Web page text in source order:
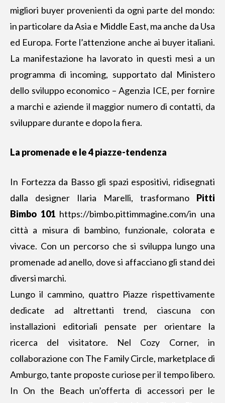
migliori buyer provenienti da ogni parte del mondo:
in particolare da Asia e Middle East, ma anche da Usa
ed Europa. Forte l’attenzione anche ai buyer italiani.
La manifestazione ha lavorato in questi mesi a un
programma di incoming, supportato dal Ministero
dello sviluppo economico – Agenzia ICE, per fornire
a marchi e aziende il maggior numero di contatti, da
sviluppare durante e dopo la fiera.
La promenade e le 4 piazze-tendenza
In Fortezza da Basso gli spazi espositivi, ridisegnati
dalla designer Ilaria Marelli, trasformano Pitti
Bimbo 101 https://bimbo.pittimmagine.com/in una
città a misura di bambino, funzionale, colorata e
vivace. Con un percorso che si sviluppa lungo una
promenade ad anello, dove si affacciano gli stand dei
diversi marchi.
Lungo il cammino, quattro Piazze rispettivamente
dedicate ad altrettanti trend, ciascuna con
installazioni editoriali pensate per orientare la
ricerca del visitatore. Nel Cozy Corner, in
collaborazione con The Family Circle, marketplace di
Amburgo, tante proposte curiose per il tempo libero.
In On the Beach un’offerta di accessori per le